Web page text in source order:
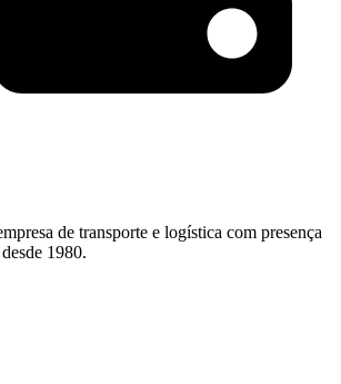
de transporte e logística com presença
1980.